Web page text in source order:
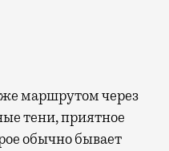
маршрутом через
тени, приятное
обычно бывает